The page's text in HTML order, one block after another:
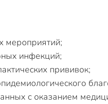
мероприятий;
инфекций;
прививок;
с оказанием